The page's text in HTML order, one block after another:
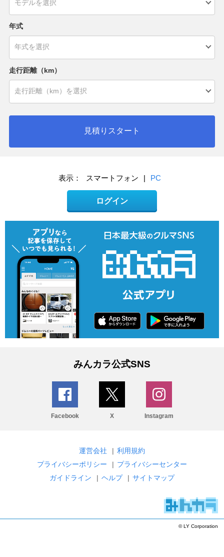
年式
走行距離（km）
見積りスタート
表示： スマートフォン | PC
ログイン
みんカラ公式SNS
Facebook X Instagram
運営会社 | 利用規約
プライバシーポリシー
| プライバシーセンター
ガイドライン
| ヘルプ | サイトマップ
© LY Corporation